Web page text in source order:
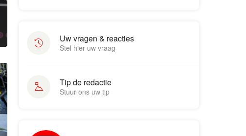
Uw vragen & reacties
Stel hier uw vraag
Tip de redactie
Stuur ons uw tip